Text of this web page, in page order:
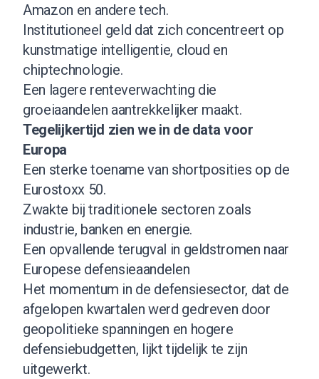
Amazon en andere tech.
Institutioneel geld dat zich concentreert op
kunstmatige intelligentie, cloud en
chiptechnologie.
Een lagere renteverwachting die
groeiaandelen aantrekkelijker maakt.
Tegelijkertijd zien we in de data voor
Europa
Een sterke toename van shortposities op de
Eurostoxx 50.
Zwakte bij traditionele sectoren zoals
industrie, banken en energie.
Een opvallende terugval in geldstromen naar
Europese defensieaandelen
Het momentum in de defensiesector, dat de
afgelopen kwartalen werd gedreven door
geopolitieke spanningen en hogere
defensiebudgetten, lijkt tijdelijk te zijn
uitgewerkt.